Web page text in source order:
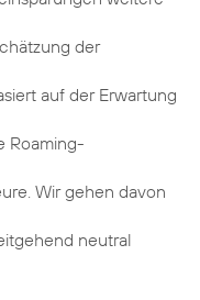
der
auf der Erwartung
Roaming-
Wir gehen davon
neutral